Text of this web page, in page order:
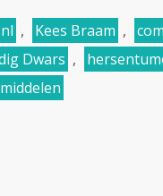
, Kees Braam ,
Dwars ,